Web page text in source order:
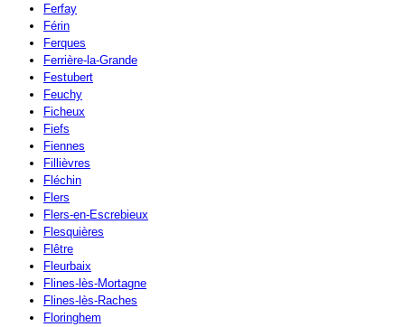
Ferfay
Férin
Ferques
Ferrière-la-Grande
Festubert
Feuchy
Ficheux
Fiefs
Fiennes
Fillièvres
Fléchin
Flers
Flers-en-Escrebieux
Flesquières
Flêtre
Fleurbaix
Flines-lès-Mortagne
Flines-lès-Raches
Floringhem